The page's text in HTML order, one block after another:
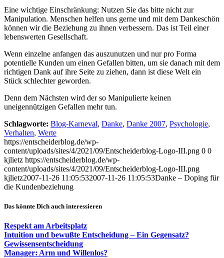
Eine wichtige Einschränkung: Nutzen Sie das bitte nicht zur
Manipulation. Menschen helfen uns gerne und mit dem Dankeschön
können wir die Beziehung zu ihnen verbessern. Das ist Teil einer
lebenswerten Gesellschaft.
Wenn einzelne anfangen das auszunutzen und nur pro Forma
potentielle Kunden um einen Gefallen bitten, um sie danach mit dem
richtigen Dank auf ihre Seite zu ziehen, dann ist diese Welt ein
Stück schlechter geworden.
Denn dem Nächsten wird der so Manipulierte keinen
uneigennützigen Gefallen mehr tun.
Schlagworte: Blog-Karneval, Danke, Danke 2007, Psychologie,
Verhalten, Werte
https://entscheiderblog.de/wp-
content/uploads/sites/4/2021/09/Entscheiderblog-Logo-III.png 0 0
kjlietz https://entscheiderblog.de/wp-
content/uploads/sites/4/2021/09/Entscheiderblog-Logo-III.png
kjlietz2007-11-26 11:05:532007-11-26 11:05:53Danke – Doping für
die Kundenbeziehung
Das könnte Dich auch interessieren
Respekt am Arbeitsplatz
Intuition und bewußte Entscheidung – Ein Gegensatz?
Gewissensentscheidung
Manager: Arm und Willenlos?